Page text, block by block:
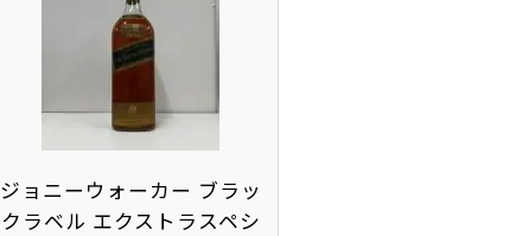
ジョニーウォーカー ブラッ
クラベル エクストラスペシ